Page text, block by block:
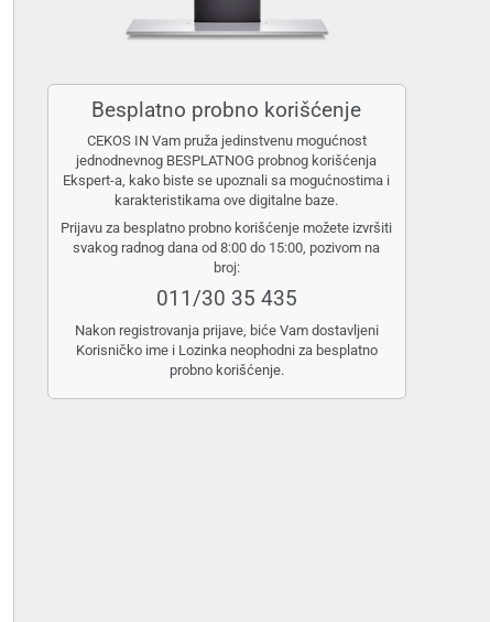
Besplatno probno korišćenje
CEKOS IN Vam pruža jedinstvenu mogućnost
jednodnevnog BESPLATNOG probnog korišćenja
Ekspert-a, kako biste se upoznali sa mogućnostima i
karakteristikama ove digitalne baze.
Prijavu za besplatno probno korišćenje možete izvršiti
svakog radnog dana od 8:00 do 15:00, pozivom na
broj:
011/30 35 435
Nakon registrovanja prijave, biće Vam dostavljeni
Korisničko ime i Lozinka neophodni za besplatno
probno korišćenje.